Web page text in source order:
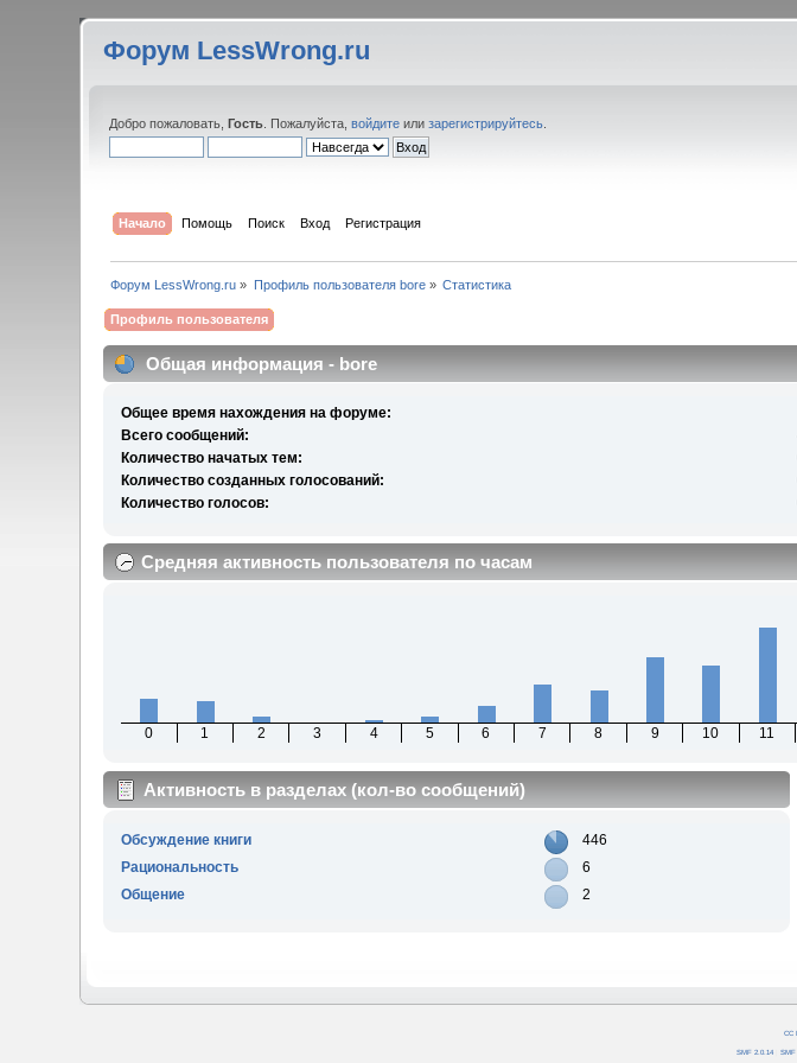
Форум LessWrong.ru
Добро пожаловать,Гость . Пожалуйста,войдите илизарегистрируйтесь
Начало Помощь Поиск Вход Регистрация
Форум LessWrong.ru » Профиль пользователя bore» Статистика
Профиль пользователя
Общая информация - bore
Общее время нахождения на форуме:
Всего сообщений:
Количество начатых тем:
Количество созданных голосований:
Количество голосов:
Средняя активность пользователя по часам
0 1 2 3 4 5 6 7 8 9 10 11
Активность в разделах (кол-во сообщений)
Обсуждение книги
446
Рациональность
6
Общение
2
CC
SMF 2.0.14 SMF